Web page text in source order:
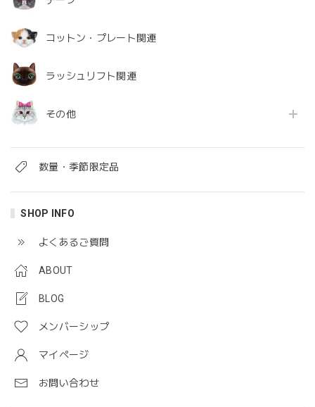
コットン・プレート関連
ラッシュリフト関連
その他
数量・季節限定品
SHOP INFO
よくあるご質問
ABOUT
BLOG
メンバーシップ
マイページ
お問い合わせ